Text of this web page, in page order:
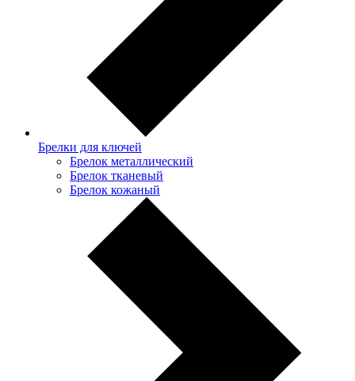
Брелки для ключей
Брелок металлический
Брелок тканевый
Брелок кожаный